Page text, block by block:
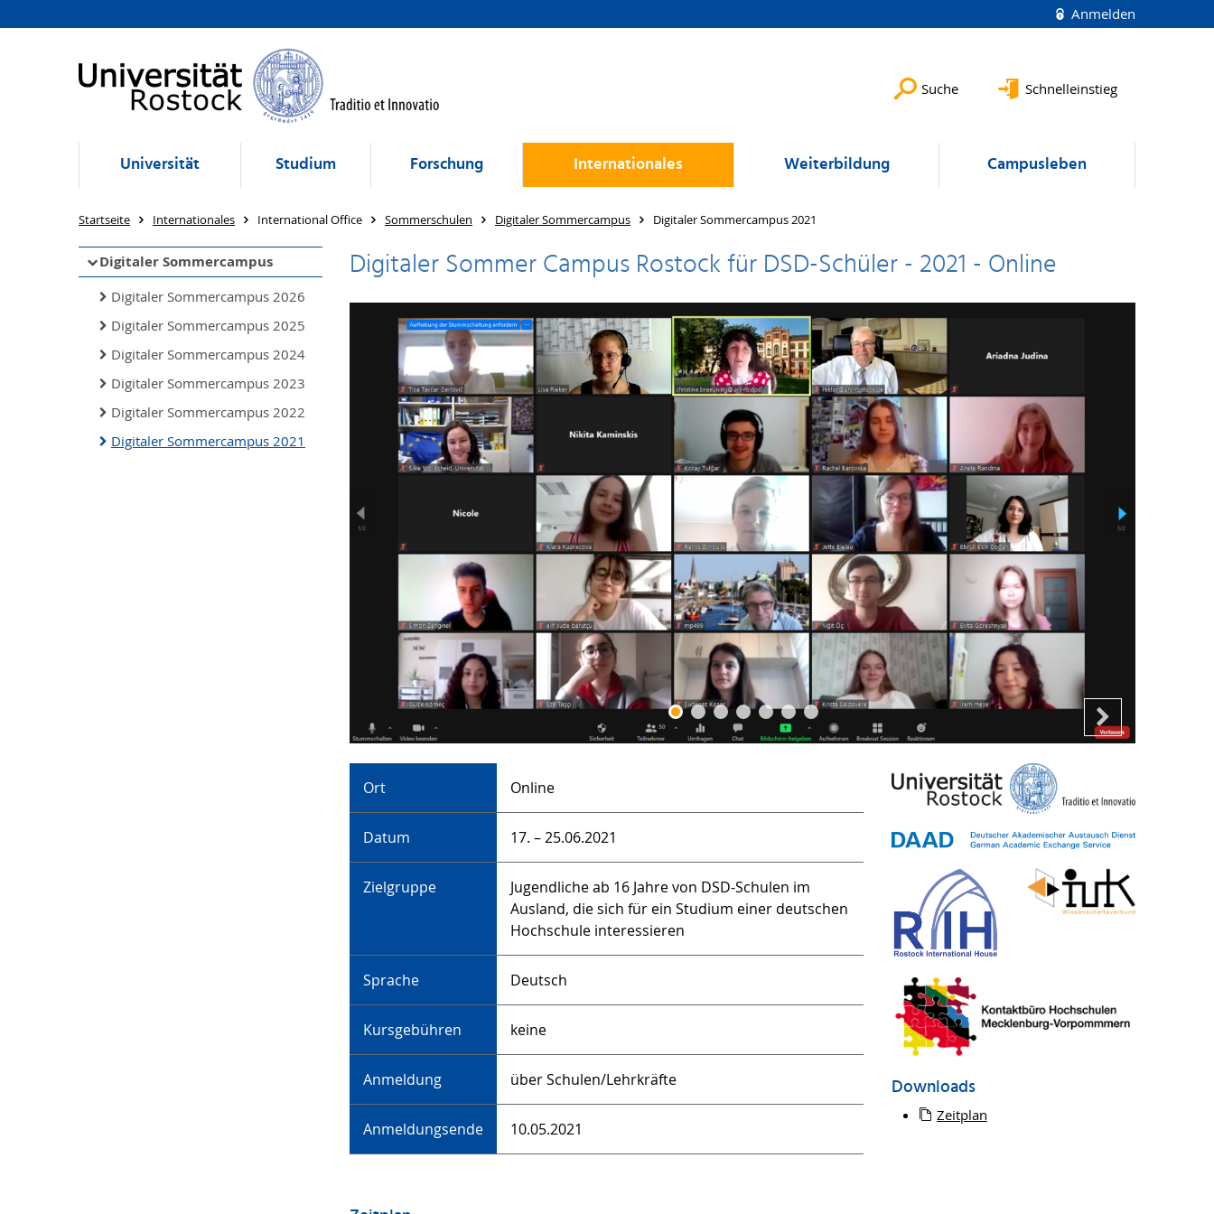
Anmelden
Suche Schnelleinstieg
Universität Studium Forschung Internationales Weiterbildung Campusleben
Startseite Internationales International Office Sommerschulen Digitaler Sommercampus Digitaler Sommercampus 2021
Digitaler Sommercampus
Digitaler Sommercampus 2026
Digitaler Sommercampus 2025
Digitaler Sommercampus 2024
Digitaler Sommercampus 2023
Digitaler Sommercampus 2022
Digitaler Sommercampus 2021
Digitaler Sommer Campus Rostock für DSD-Schüler - 2021 - Online
Ort Online
Datum 17. – 25.06.2021
Zielgruppe
Jugendliche ab 16 Jahre von DSD-Schulen im
Ausland, die sich für ein Studium einer deutschen
Hochschule interessieren
Sprache Deutsch
Kursgebühren keine
Anmeldung über Schulen/Lehrkräfte
Anmeldungsende 10.05.2021
Downloads
Zeitplan